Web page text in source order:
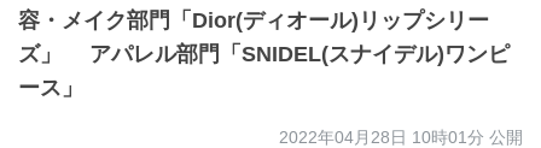
容・メイク部門「Dior(ディオール)リップシリー
ズ」 アパレル部門「SNIDEL(スナイデル)ワンピ
ース」
2022年04月28日 10時01分 公開